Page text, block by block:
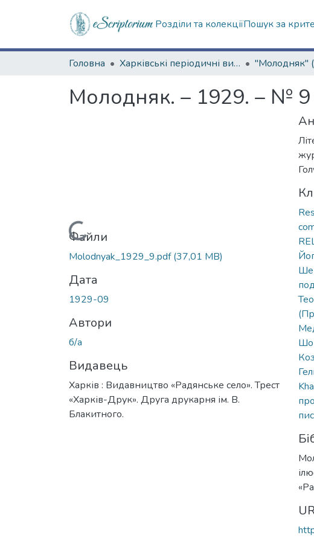
Розділи та колекціїПошук за
Головна Харківські періодичні видання
Молодняк. – 1929. – № 9
Вантажиться...
Файли
Molodnyak_1929_9.pdf(37,01 MB)
Дата
1929-09
Автори
б/а
Видавець
Харків : Видавництво «Радянське село». Трест
«Харків-Друк». Друга друкарня ім. В.
Блакитного.